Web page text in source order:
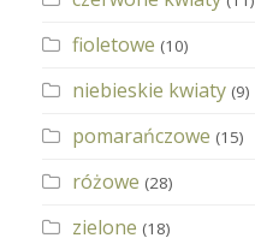
fioletowe (10)
niebieskie kwiaty (9)
pomarańczowe (15)
różowe (28)
zielone (18)